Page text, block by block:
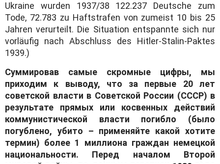
Ukraine wurden 1937/38 122.237 Deutsche zum
Tode, 72.783 zu Haftstrafen von zumeist 10 bis 25
Jahren verurteilt. Die Situation entspannte sich nur
vorläufig nach Abschluss des Hitler-Stalin-Paktes
1939.)
Суммировав самые скромные цифры, мы
приходим к выводу, что за первые 20 лет
советской власти в Советской России (СССР) в
результате прямых или косвенных действий
коммунистической власти погибло (было
погублено, убито – применяйте какой хотите
термин) более 1 миллиона граждан немецкой
национальности. Перед началом Второй